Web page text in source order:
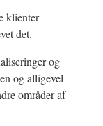
klienter
det.
og
og alligevel
områder af